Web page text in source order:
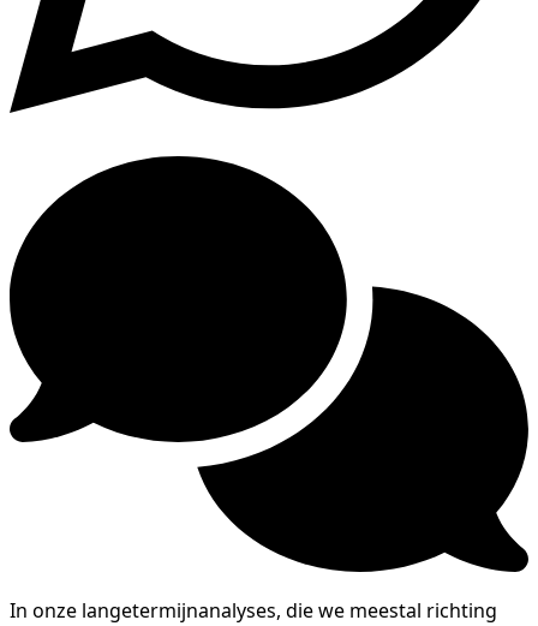
In onze langetermijnanalyses, die we meestal richting